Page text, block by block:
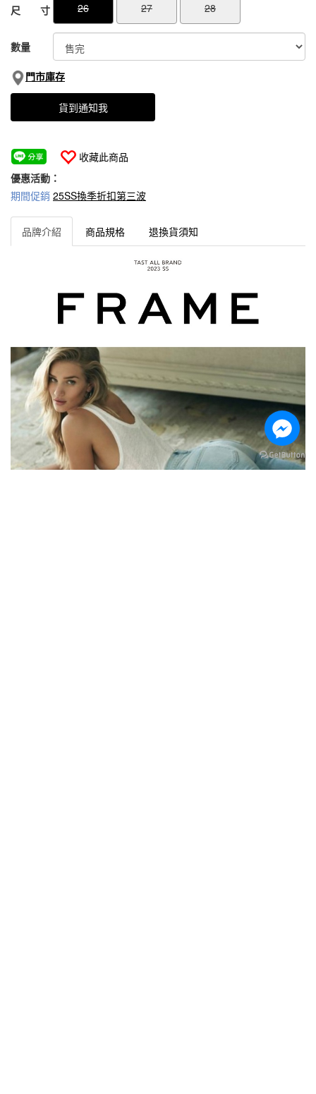
尺 寸 26 27 28
數量
門市庫存
貨到通知我
收藏此商品
優惠活動：
期間促銷 25SS換季折扣第三波
品牌介紹 商品規格 退換貨須知